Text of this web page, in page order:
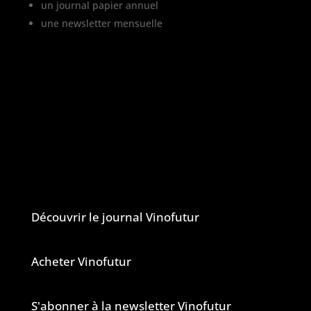
un journal papier annuel
une newsletter mensuelle
Découvrir le journal Vinofutur
Acheter Vinofutur
S'abonner à la newsletter Vinofutur